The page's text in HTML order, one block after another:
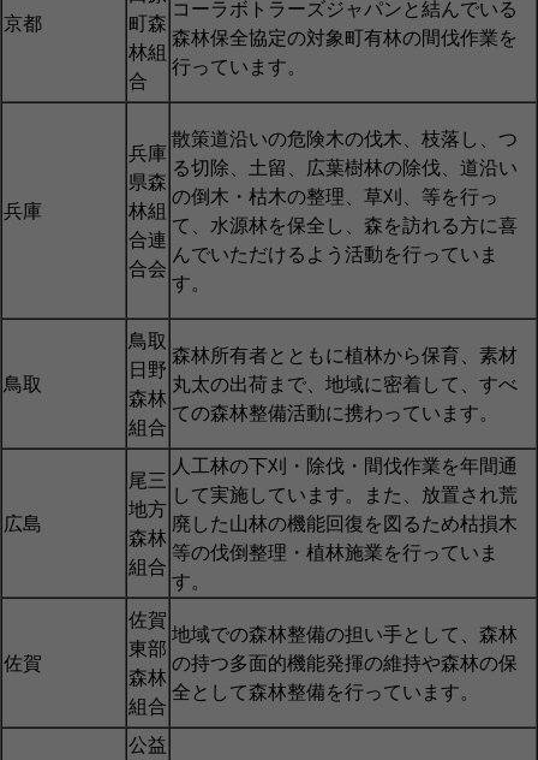
京都
町森
林組
合
コーラボトラーズジャパンと結んでいる
森林保全協定の対象町有林の間伐作業を
行っています。
兵庫
兵庫
県森
林組
合連
合会
散策道沿いの危険木の伐木、枝落し、つ
る切除、土留、広葉樹林の除伐、道沿い
の倒木・枯木の整理、草刈、等を行っ
て、水源林を保全し、森を訪れる方に喜
んでいただけるよう活動を行っていま
す。
鳥取
鳥取
日野
森林
組合
森林所有者とともに植林から保育、素材
丸太の出荷まで、地域に密着して、すべ
ての森林整備活動に携わっています。
広島
尾三
地方
森林
組合
人工林の下刈・除伐・間伐作業を年間通
して実施しています。また、放置され荒
廃した山林の機能回復を図るため枯損木
等の伐倒整理・植林施業を行っていま
す。
佐賀
佐賀
東部
森林
組合
地域での森林整備の担い手として、森林
の持つ多面的機能発揮の維持や森林の保
全として森林整備を行っています。
公益